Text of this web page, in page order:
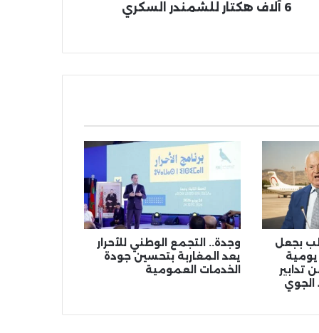
6 آلاف هكتار للشمندر السكري
بجعل
يومية
تدابير
الجوي
وجدة.. التجمع الوطني للأحرار
يعد المغاربة بتحسين جودة
الخدمات العمومية